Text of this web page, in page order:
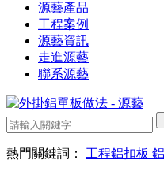
源藝產品
工程案例
源藝資訊
走進源藝
聯系源藝
熱門關鍵詞： 工程鋁扣板